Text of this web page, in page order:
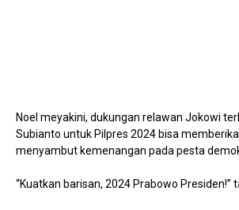
Noel meyakini, dukungan relawan Jokowi
Subianto untuk Pilpres 2024 bisa
menyambut kemenangan pada pesta
“Kuatkan barisan, 2024 Prabowo Presiden!”